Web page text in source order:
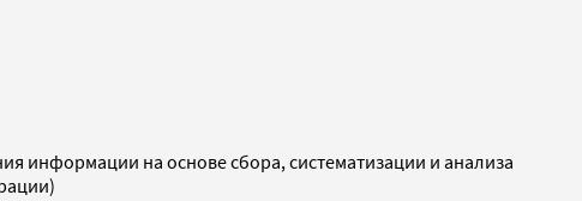
информации на основе сбора, систематизации и анализа